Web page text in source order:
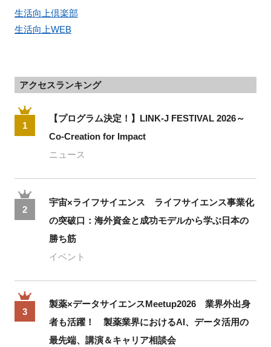
生活向上倶楽部
生活向上WEB
アクセスランキング
1
【プログラム決定！】LINK-J FESTIVAL 2026～
Co-Creation for Impact
ニュース
2
宇宙×ライフサイエンス ライフサイエンス事業化
の突破口：海外資金と成功モデルから学ぶ日本の
勝ち筋
イベント
3
製薬×データサイエンスMeetup2026 業界外出身
者も活躍！ 製薬業界におけるAI、データ活用の
最先端、講演＆キャリア相談会